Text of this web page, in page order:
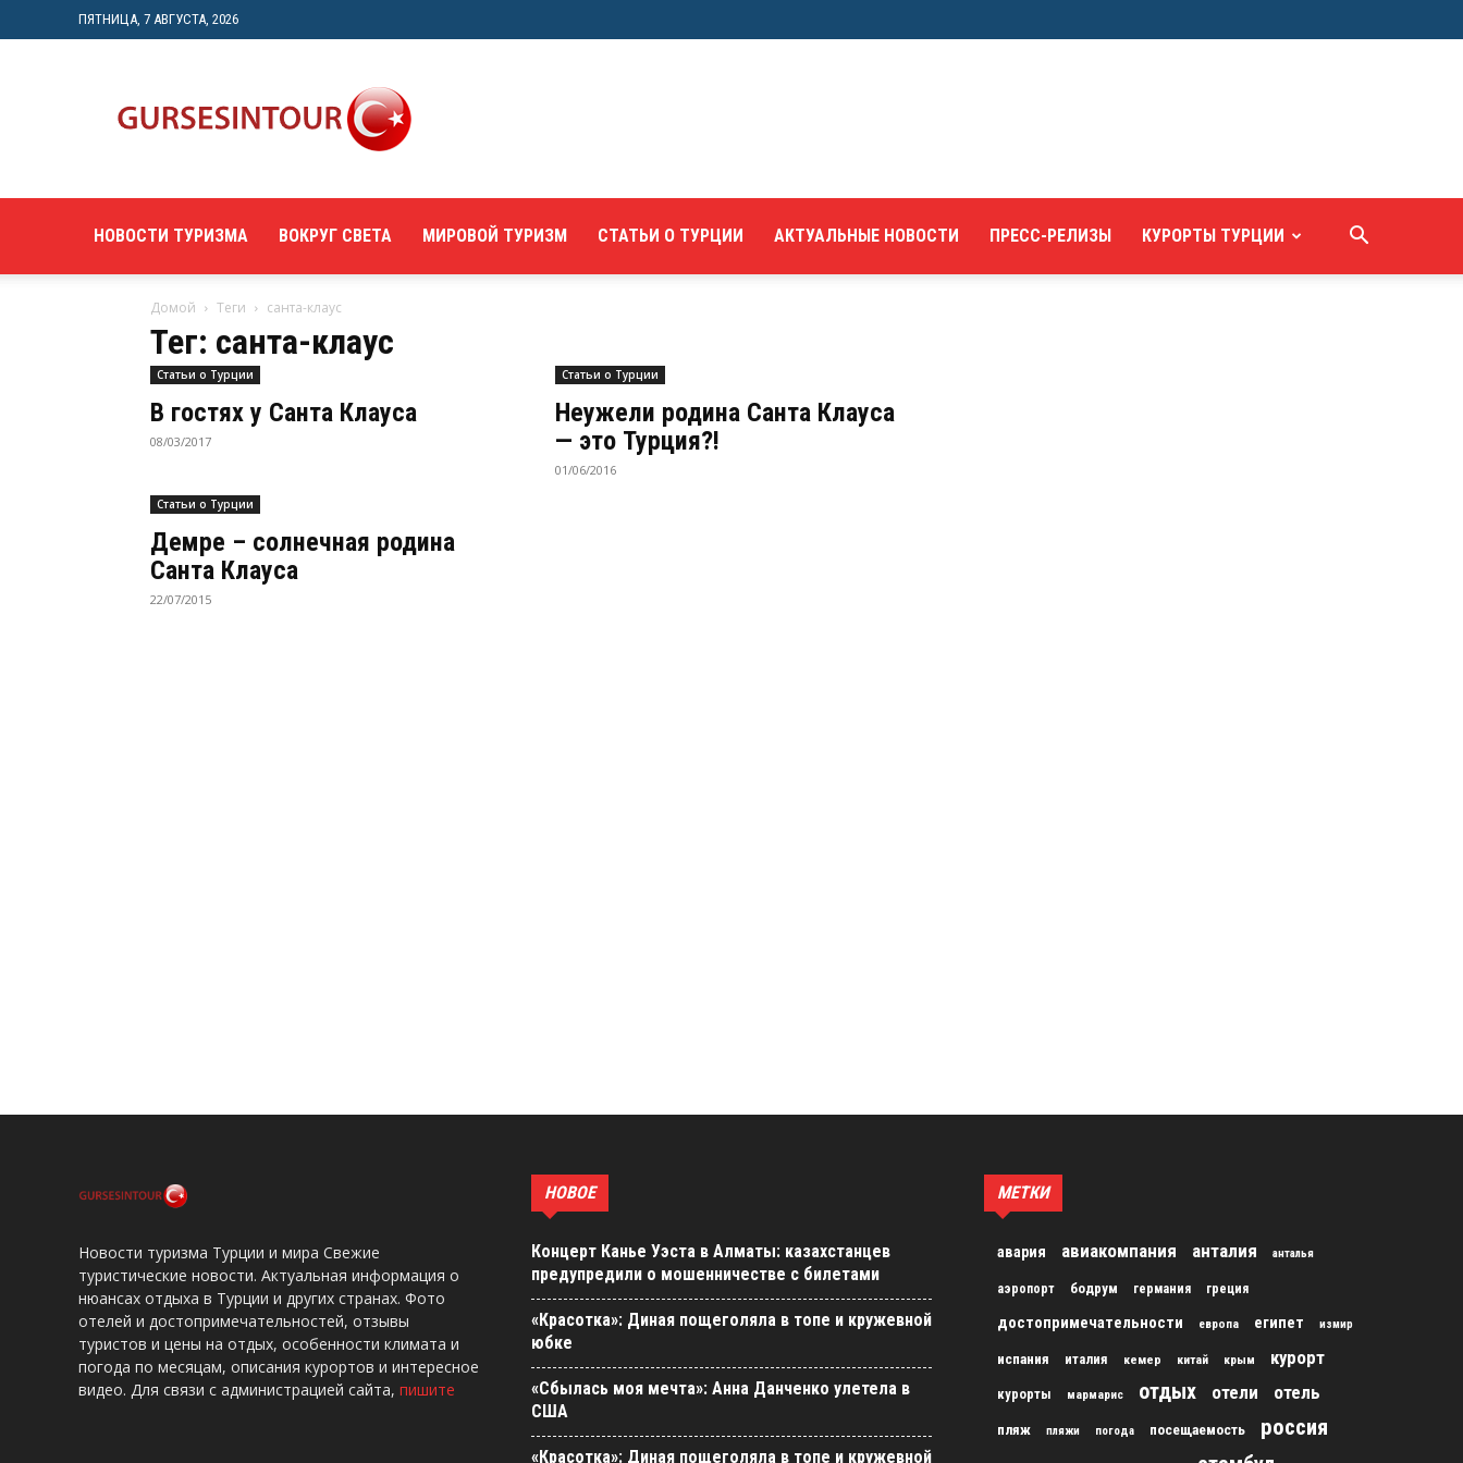
ПЯТНИЦА, 7 АВГУСТА, 2026
—
познавательный
туристический
НОВОСТИ ТУРИЗМА ВОКРУГ СВЕТА МИРОВОЙ ТУРИЗМ СТАТЬИ О ТУРЦИИ АКТУАЛЬНЫЕ НОВОСТИ ПРЕСС-РЕЛИЗЫ КУРОРТЫ ТУРЦИИ
Домой Теги санта-клаус
Тег: санта-клаус
Статьи о Турции
В гостях у Санта Клауса
08/03/2017
Статьи о Турции
Неужели родина Санта Клауса
— это Турция?!
01/06/2016
Статьи о Турции
Демре – солнечная родина
Санта Клауса
22/07/2015
Новости туризма Турции и мира Свежие
туристические новости. Актуальная информация о
нюансах отдыха в Турции и других странах. Фото
отелей и достопримечательностей, отзывы
туристов и цены на отдых, особенности климата и
погода по месяцам, описания курортов и интересное
видео. Для связи с администрацией сайта, пишите
НОВОЕ
Концерт Канье Уэста в Алматы: казахстанцев
предупредили о мошенничестве с билетами
«Красотка»: Диная пощеголяла в топе и кружевной
юбке
«Сбылась моя мечта»: Анна Данченко улетела в
США
«Красотка»: Диная пощеголяла в топе и кружевной
МЕТКИ
авария авиакомпания анталия анталья
аэропорт бодрум германия греция
достопримечательности европа египет измир
испания италия кемер китай крым курорт
курорты мармарис отдых отели отель
пляж пляжи погода посещаемость россия